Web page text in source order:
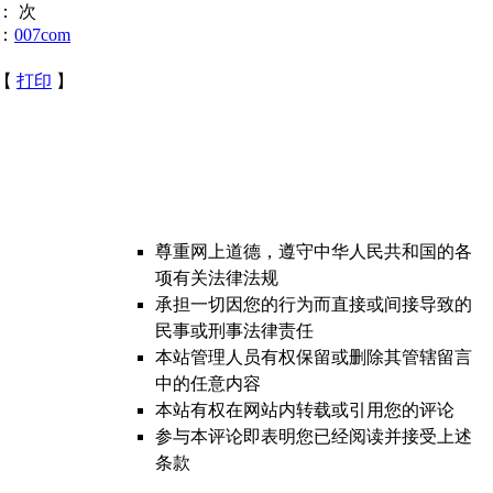
次
007com
打印 】
尊重网上道德，遵守中华人民共和国的各
项有关法律法规
承担一切因您的行为而直接或间接导致的
民事或刑事法律责任
本站管理人员有权保留或删除其管辖留言
中的任意内容
本站有权在网站内转载或引用您的评论
参与本评论即表明您已经阅读并接受上述
条款